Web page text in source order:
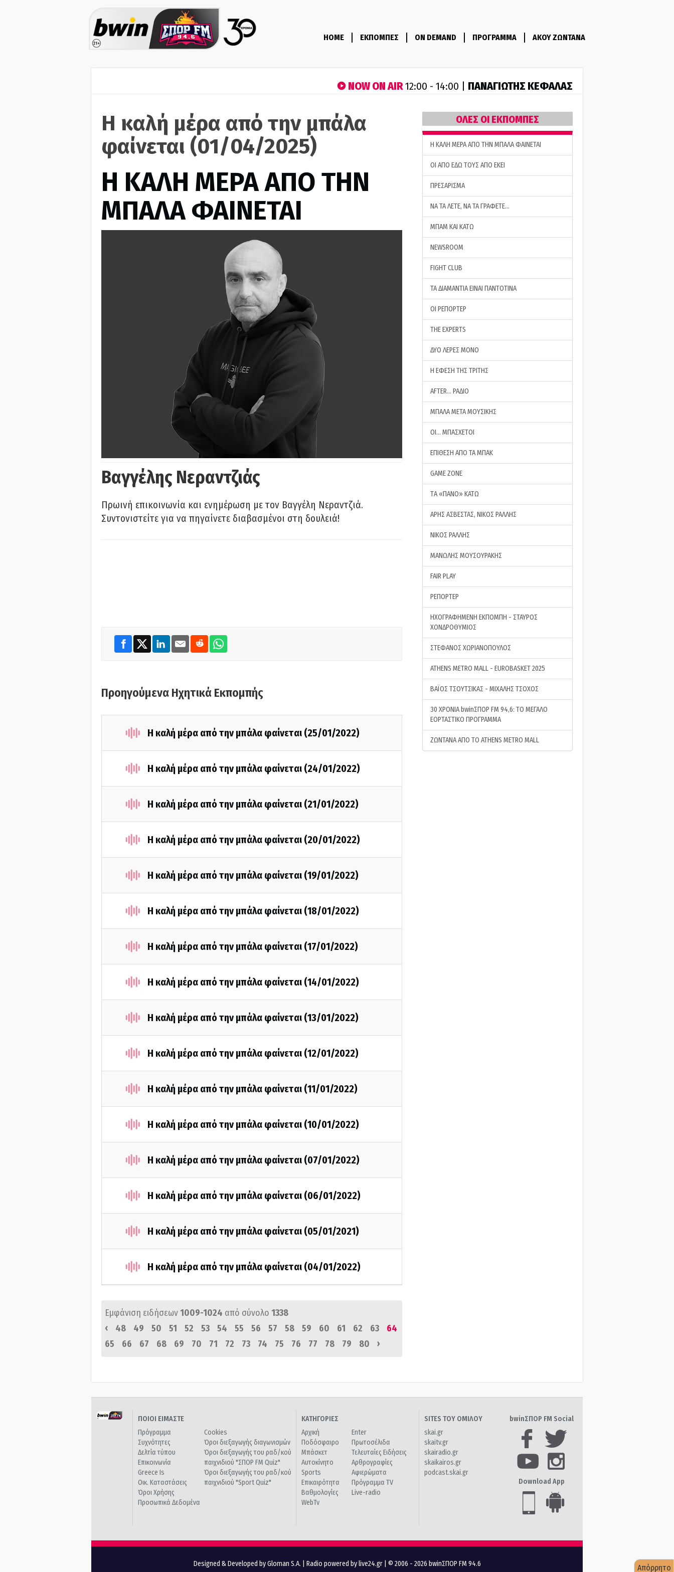
HOME ΕΚΠΟΜΠΕΣ ON DEMAND ΠΡΟΓΡΑΜΜΑ ΑΚΟΥ ΖΩΝΤΑΝΑ
NOW ON AIR12:00 - 14:00 | ΠΑΝΑΓΙΩΤΗΣ ΚΕΦΑΛΑΣ
Η καλή μέρα από την μπάλα
φαίνεται (01/04/2025)
H ΚΑΛΗ ΜΕΡΑ ΑΠΟ ΤΗΝ
ΜΠΑΛΑ ΦΑΙΝΕΤΑΙ
Βαγγέλης Νεραντζιάς
Πρωινή επικοινωνία και ενημέρωση με τον Βαγγέλη Νεραντζιά.
Συντονιστείτε για να πηγαίνετε διαβασμένοι στη δουλειά!
Προηγούμενα Ηχητικά Εκπομπής
Η καλή μέρα από την μπάλα φαίνεται (25/01/2022)
Η καλή μέρα από την μπάλα φαίνεται (24/01/2022)
Η καλή μέρα από την μπάλα φαίνεται (21/01/2022)
Η καλή μέρα από την μπάλα φαίνεται (20/01/2022)
Η καλή μέρα από την μπάλα φαίνεται (19/01/2022)
Η καλή μέρα από την μπάλα φαίνεται (18/01/2022)
Η καλή μέρα από την μπάλα φαίνεται (17/01/2022)
Η καλή μέρα από την μπάλα φαίνεται (14/01/2022)
Η καλή μέρα από την μπάλα φαίνεται (13/01/2022)
Η καλή μέρα από την μπάλα φαίνεται (12/01/2022)
Η καλή μέρα από την μπάλα φαίνεται (11/01/2022)
Η καλή μέρα από την μπάλα φαίνεται (10/01/2022)
Η καλή μέρα από την μπάλα φαίνεται (07/01/2022)
Η καλή μέρα από την μπάλα φαίνεται (06/01/2022)
Η καλή μέρα από την μπάλα φαίνεται (05/01/2021)
Η καλή μέρα από την μπάλα φαίνεται (04/01/2022)
Εμφάνιση ειδήσεων1009-1024 από σύνολο 1338
‹
48 49 50 51 52 53 54 55 56 57 58 59 60 61 62 63
64
65
66 67 68 69 70 71 72 73 74 75 76 77 78 79 80 ›
ΟΛΕΣ ΟΙ ΕΚΠΟΜΠΕΣ
H ΚΑΛΗ ΜΕΡΑ ΑΠΟ ΤΗΝ ΜΠΑΛΑ ΦΑΙΝΕΤΑΙ
ΟΙ ΑΠΟ ΕΔΩ ΤΟΥΣ ΑΠΟ ΕΚΕΙ
ΠΡΕΣΑΡΙΣΜΑ
ΝΑ ΤΑ ΛΕΤΕ, ΝΑ ΤΑ ΓΡΑΦΕΤΕ…
ΜΠΑΜ ΚΑΙ ΚΑΤΩ
NEWSROOM
FIGHT CLUB
ΤΑ ΔΙΑΜΑΝΤΙΑ ΕΙΝΑΙ ΠΑΝΤΟΤΙΝΑ
ΟΙ ΡΕΠΟΡΤΕΡ
THE EXPERTS
ΔΥΟ ΛΕΡΕΣ ΜΟΝΟ
Η ΕΦΕΣΗ ΤΗΣ ΤΡΙΤΗΣ
AFTER… ΡΑΔΙΟ
ΜΠΑΛΑ ΜΕΤΑ ΜΟΥΣΙΚΗΣ
ΟΙ… ΜΠΑΣΧΕΤΟΙ
ΕΠΙΘΕΣΗ ΑΠΟ ΤΑ ΜΠΑΚ
GAME ZONE
ΤA «ΠΑΝΟ» ΚΑΤΩ
ΑΡΗΣ ΑΣΒΕΣΤΑΣ, ΝΙΚΟΣ ΡΑΛΛΗΣ
ΝΙΚΟΣ ΡΑΛΛΗΣ
ΜΑΝΩΛΗΣ ΜΟΥΣΟΥΡΑΚΗΣ
FAIR PLAY
ΡΕΠΟΡΤΕΡ
ΗΧΟΓΡΑΦΗΜΕΝΗ ΕΚΠΟΜΠΗ - ΣΤΑΥΡΟΣ
ΧΟΝΔΡΟΘΥΜΙΟΣ
ΣΤΕΦΑΝΟΣ ΧΩΡΙΑΝΟΠΟΥΛΟΣ
ATHENS METRO MALL - EUROBASKET 2025
ΒΑΪΟΣ ΤΣΟΥΤΣΙΚΑΣ - ΜΙΧΑΛΗΣ ΤΣΟΧΟΣ
30 ΧΡΟΝΙΑ bwinΣΠΟΡ FM 94,6: ΤΟ ΜΕΓΑΛΟ
ΕΟΡΤΑΣΤΙΚΟ ΠΡΟΓΡΑΜΜΑ
ΖΩΝΤΑΝΑ ΑΠΟ ΤΟ ATHENS METRO MALL
ΠΟΙΟΙ ΕΙΜΑΣΤΕ
Πρόγραμμα
Συχνότητες
Δελτία τύπου
Επικοινωνία
Greece Is
Οικ. Καταστάσεις
Όροι Χρήσης
Προσωπικά Δεδομένα
Cookies
Όροι διεξαγωγής διαγωνισμών
Όροι διεξαγωγής του ραδ/κού
παιχνιδιού "ΣΠΟΡ FM Quiz"
Όροι διεξαγωγής του ραδ/κού
παιχνιδιού "Sport Quiz"
ΚΑΤΗΓΟΡΙΕΣ
Αρχική
Ποδόσφαιρο
Μπάσκετ
Αυτοκίνητο
Sports
Επικαιρότητα
Βαθμολογίες
WebTv
Enter
Πρωτοσέλιδα
Τελευταίες Ειδήσεις
Αρθρογραφίες
Αφιερώματα
Πρόγραμμα TV
Live-radio
SITES ΤΟΥ ΟΜΙΛΟΥ
skai.gr
skaitv.gr
skairadio.gr
skaikairos.gr
podcast.skai.gr
bwinΣΠΟΡ FM Social
Download App
Designed & Developed by Gloman S.A. Radio powered by live24.gr | © 2006 - 2026 bwinΣΠΟΡ FM 94.6 Απόρρητο